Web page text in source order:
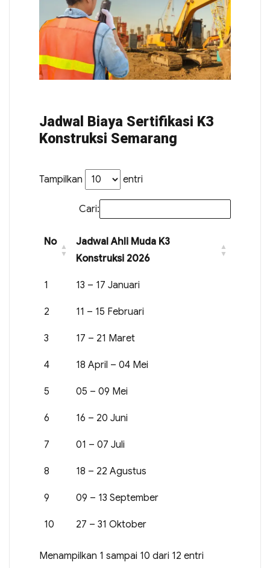
Jadwal Biaya Sertifikasi K3
Konstruksi Semarang
Tampilkan entri
Cari:
No
Jadwal Ahli Muda K3
Konstruksi 2026
1 13 – 17 Januari
2 11 – 15 Februari
3 17 – 21 Maret
4 18 April – 04 Mei
5 05 – 09 Mei
6 16 – 20 Juni
7 01 – 07 Juli
8 18 – 22 Agustus
9 09 – 13 September
10 27 – 31 Oktober
Menampilkan 1 sampai 10 dari 12 entri